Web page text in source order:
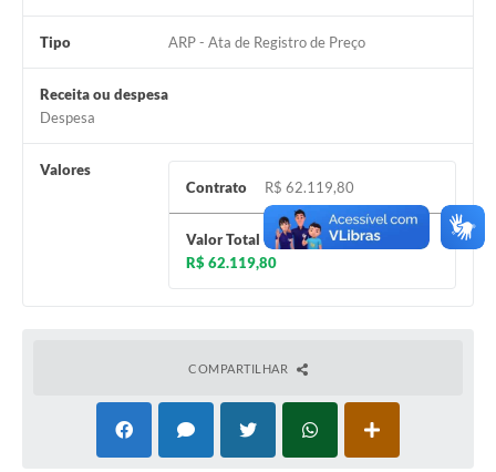
Tipo ARP - Ata de Registro de Preço
Receita ou despesa
Despesa
Valores
Contrato
R$ 62.119,80
Valor Total
R$ 62.119,80
COMPARTILHAR